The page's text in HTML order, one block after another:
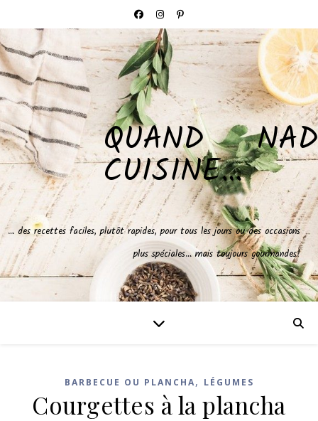
QUAND NAD
CUISINE…
… des recettes faciles, plutôt rapides, pour tous les jours ou des occasions
plus spéciales… mais toujours gourmandes!
BARBECUE OU PLANCHA, LÉGUMES
Courgettes à la plancha